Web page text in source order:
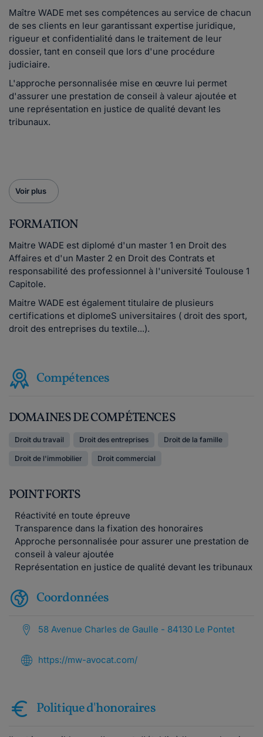
Maître WADE met ses compétences au service de chacun
de ses clients en leur garantissant expertise juridique,
rigueur et confidentialité dans le traitement de leur
dossier, tant en conseil que lors d'une procédure
judiciaire.
L'approche personnalisée mise en œuvre lui permet
d'assurer une prestation de conseil à valeur ajoutée et
une représentation en justice de qualité devant les
tribunaux.
Voir plus
FORMATION
Maitre WADE est diplomé d'un master 1 en Droit des
Affaires et d'un Master 2 en Droit des Contrats et
responsabilité des professionnel à l'université Toulouse 1
Capitole.
Maitre WADE est également titulaire de plusieurs
certifications et diplomeS universitaires ( droit des sport,
droit des entreprises du textile...).
Compétences
DOMAINES DE COMPÉTENCES
Droit du travail Droit des entreprises Droit de la famille
Droit de l'immobilier Droit commercial
POINT FORTS
Réactivité en toute épreuve
Transparence dans la fixation des honoraires
Approche personnalisée pour assurer une prestation de
conseil à valeur ajoutée
Représentation en justice de qualité devant les tribunaux
Coordonnées
58 Avenue Charles de Gaulle - 84130 Le Pontet
https://mw-avocat.com/
Politique d'honoraires